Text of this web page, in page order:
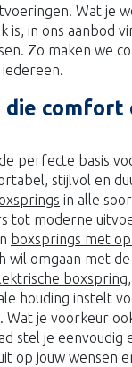
Wat je
is, in ons aanbod
Zo maken we
die comfort
perfecte basis
stijlvol en
in alle
tot moderne
boxsprings met
wil omgaan met
boxspring
houding instelt
Wat je voorkeur
stel je eenvoudig
op jouw wensen